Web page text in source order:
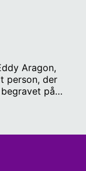
Aragon,
person, der
på
eller forvente